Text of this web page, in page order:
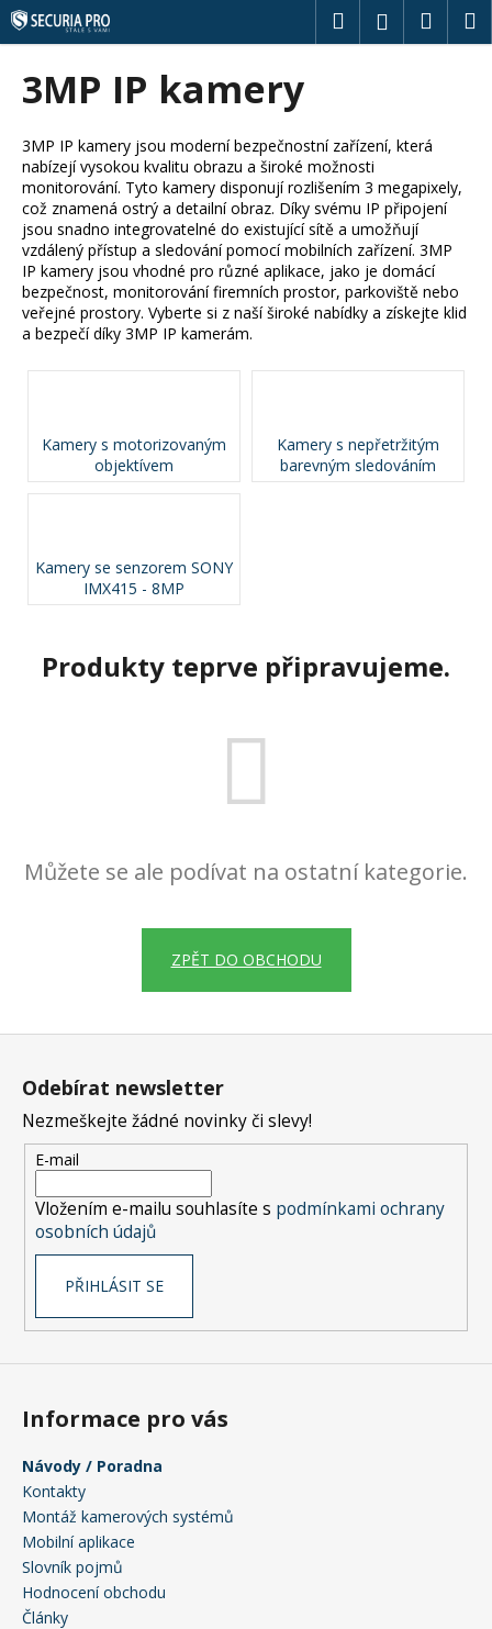
Přejít
na
obsah
HledatPřihlášení
3MP IP kamery
3MP IP kamery jsou moderní bezpečnostní zařízení, která
nabízejí vysokou kvalitu obrazu a široké možnosti
monitorování. Tyto kamery disponují rozlišením 3 megapixely,
což znamená ostrý a detailní obraz. Díky svému IP připojení
jsou snadno integrovatelné do existující sítě a umožňují
vzdálený přístup a sledování pomocí mobilních zařízení. 3MP
IP kamery jsou vhodné pro různé aplikace, jako je domácí
bezpečnost, monitorování firemních prostor, parkoviště nebo
veřejné prostory. Vyberte si z naší široké nabídky a získejte klid
a bezpečí díky 3MP IP kamerám.
Kamery s motorizovaným
objektívem
Kamery s nepřetržitým
barevným sledováním
Kamery se senzorem SONY
IMX415 - 8MP
Produkty teprve připravujeme.
Můžete se ale podívat na ostatní kategorie.
ZPĚT DO OBCHODU
K
o
o
p
o
t
ř
e
b
u
j
n
t
o
j
m
e
Z
Odebírat newsletter
Nezmeškejte žádné novinky či slevy!
E-mail
Vložením e-mailu souhlasíte s podmínkami ochrany
osobních údajů
PŘIHLÁSIT SE
Informace pro vás
Návody / Poradna
Kontakty
Montáž kamerových systémů
Mobilní aplikace
Slovník pojmů
Hodnocení obchodu
Články